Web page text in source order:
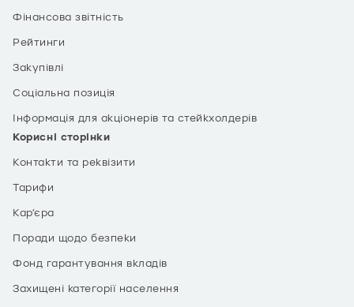
Фінансова звітність
Рейтинги
Закупівлі
Соціальна позиція
Інформація для акціонерів та стейкхолдерів
Корисні сторінки
Контакти та реквізити
Тарифи
Кар’єра
Поради щодо безпеки
Фонд гарантування вкладів
Захищені категорії населення